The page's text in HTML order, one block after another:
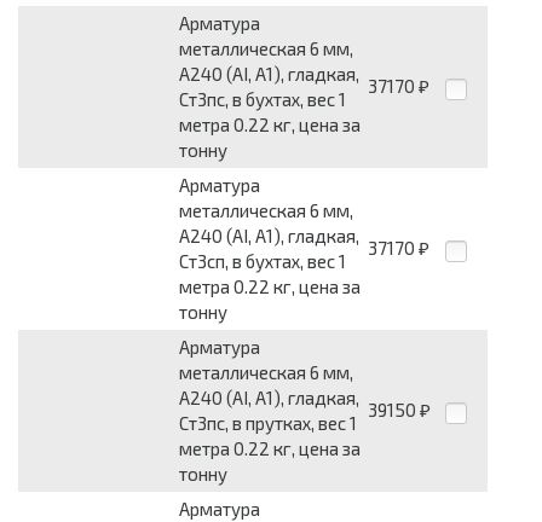
Арматура
металлическая 6 мм,
А240 (АI, А1), гладкая,
Ст3пс, в бухтах, вес 1
метра 0.22 кг, цена за
тонну
37170 ₽
Арматура
металлическая 6 мм,
А240 (АI, А1), гладкая,
Ст3сп, в бухтах, вес 1
метра 0.22 кг, цена за
тонну
37170 ₽
Арматура
металлическая 6 мм,
А240 (АI, А1), гладкая,
Ст3пс, в прутках, вес 1
метра 0.22 кг, цена за
тонну
39150 ₽
Арматура